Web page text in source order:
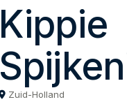
Kippie
Zuid-Holland